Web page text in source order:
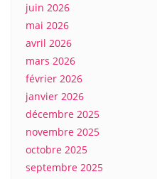
juin 2026
mai 2026
avril 2026
mars 2026
février 2026
janvier 2026
décembre 2025
novembre 2025
octobre 2025
septembre 2025